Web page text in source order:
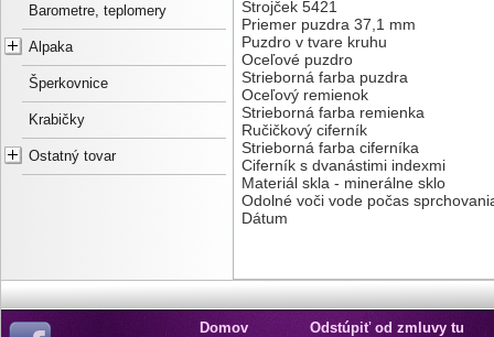
Barometre, teplomery
Alpaka
Šperkovnice
Krabičky
Ostatný tovar
Strojček 5421
Priemer puzdra 37,1 mm
Puzdro v tvare kruhu
Oceľové puzdro
Strieborná farba puzdra
Oceľový remienok
Strieborná farba remienka
Ručičkový ciferník
Strieborná farba ciferníka
Ciferník s dvanástimi indexmi
Materiál skla - minerálne sklo
Odolné voči vode počas
Dátum
Domov
Odstúpiť od zmluvy tu